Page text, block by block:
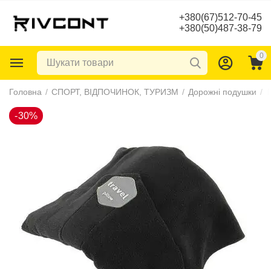
+380(67)512-70-45
+380(50)487-38-79
0
Головна / СПОРТ, ВІДПОЧИНОК, ТУРИЗМ / Дорожні подушки /